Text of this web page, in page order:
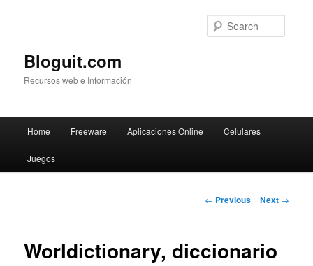
Bloguit.com
Recursos web e Información
Skip
to
Home Freeware Aplicaciones Online Celulares
Juegos
Post
← Previous Next →
Worldictionary, diccionario